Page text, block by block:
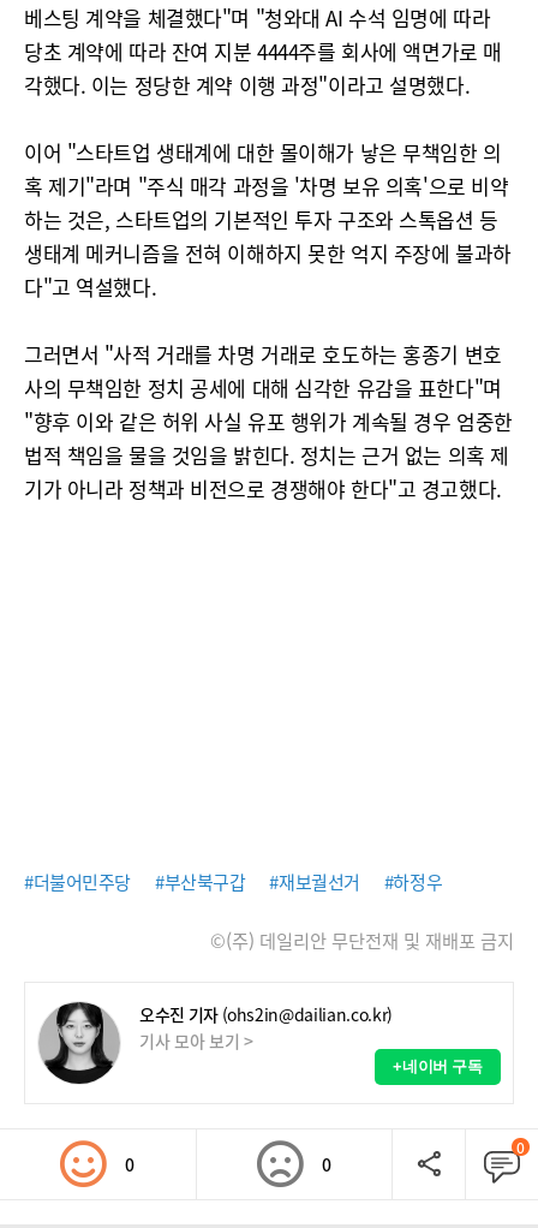
베스팅 계약을 체결했다"며 "청와대 AI 수석 임명에 따라
당초 계약에 따라 잔여 지분 4444주를 회사에 액면가로 매
각했다. 이는 정당한 계약 이행 과정"이라고 설명했다.
이어 "스타트업 생태계에 대한 몰이해가 낳은 무책임한 의
혹 제기"라며 "주식 매각 과정을 '차명 보유 의혹'으로 비약
하는 것은, 스타트업의 기본적인 투자 구조와 스톡옵션 등
생태계 메커니즘을 전혀 이해하지 못한 억지 주장에 불과하
다"고 역설했다.
그러면서 "사적 거래를 차명 거래로 호도하는 홍종기 변호
사의 무책임한 정치 공세에 대해 심각한 유감을 표한다"며
"향후 이와 같은 허위 사실 유포 행위가 계속될 경우 엄중한
법적 책임을 물을 것임을 밝힌다. 정치는 근거 없는 의혹 제
기가 아니라 정책과 비전으로 경쟁해야 한다"고 경고했다.
#더불어민주당 #부산북구갑 #재보궐선거 #하정우
©(주) 데일리안 무단전재 및 재배포 금지
오수진 기자 (ohs2in@dailian.co.kr)
기사 모아 보기 >
+네이버 구독
0 0
0